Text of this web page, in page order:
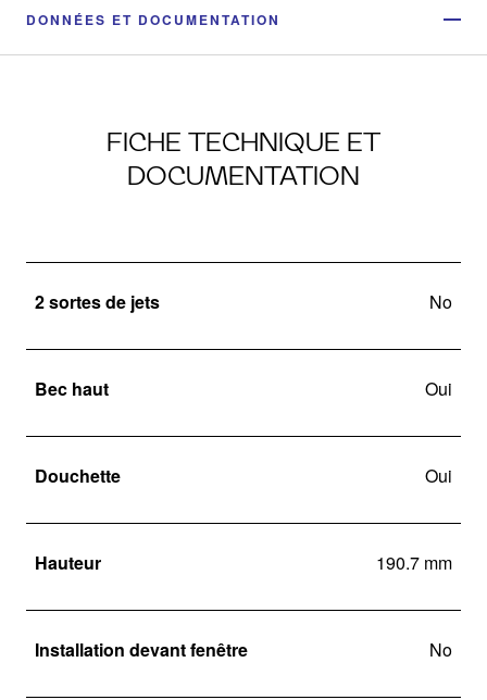
DONNÉES ET DOCUMENTATION
FICHE TECHNIQUE ET
DOCUMENTATION
2 sortes de jets No
Bec haut Oui
Douchette Oui
Hauteur 190.7 mm
Installation devant fenêtre No